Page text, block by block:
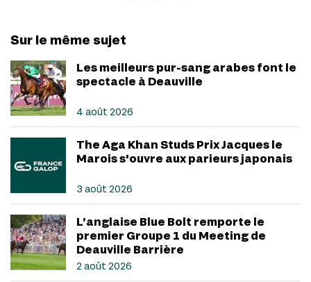
Sur le même sujet
Les meilleurs pur-sang arabes font le
spectacle à Deauville
4 août 2026
The Aga Khan Studs Prix Jacques le
Marois s'ouvre aux parieurs japonais
3 août 2026
L’anglaise Blue Bolt remporte le
premier Groupe 1 du Meeting de
Deauville Barrière
2 août 2026